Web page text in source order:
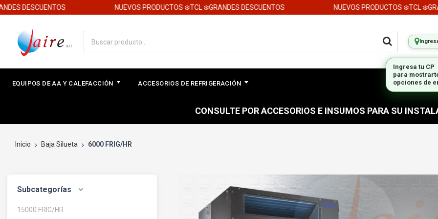
DESCUENTOS NUEVOS PRODUCTOS ❄️TCL ❄️GRANDES DESCUENTOS NUEVOS PRODUCTOS ❄️TCL
EQUIPOS DE AA Y CALEFACCIÓN ACCESORIOS DE REFRIGERACIÓN
CONSULTE POR ACCESORIOS E INSUMOS PARA SU
Inicio Baja Silueta 6000 FRIG/HR
Subcategorías
15000 FRIG/HR
Ingresa tu CP
para
opciones de